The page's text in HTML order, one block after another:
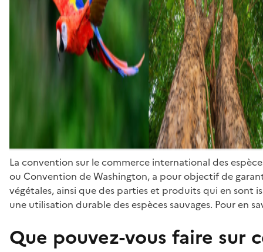
La convention sur le commerce international des
ou Convention de Washington, a pour objectif de
végétales, ainsi que des parties et produits qui en sont
une utilisation durable des espèces sauvages. Pour en
Que pouvez-vous faire sur